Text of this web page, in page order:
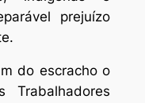
prejuízo
do escracho o
Trabalhadores